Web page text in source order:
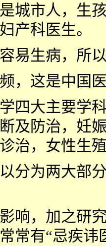
城市人，生
产科医生。
易生病，所
，这是中国
四大主要学
及防治，妊
治，女性生
分为两大部
响，加之研
常有“忌疾